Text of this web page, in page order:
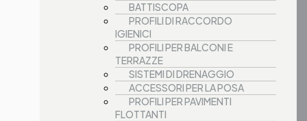
BATTISCOPA
PROFILI DI RACCORDO
IGIENICI
PROFILI PER BALCONI E
TERRAZZE
SISTEMI DI DRENAGGIO
ACCESSORI PER LA POSA
PROFILI PER PAVIMENTI
FLOTTANTI